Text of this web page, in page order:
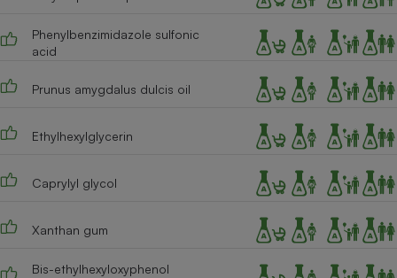
Phenylbenzimidazole sulfonic
acid
Prunus amygdalus dulcis oil
Ethylhexylglycerin
Caprylyl glycol
Xanthan gum
Bis-ethylhexyloxyphenol